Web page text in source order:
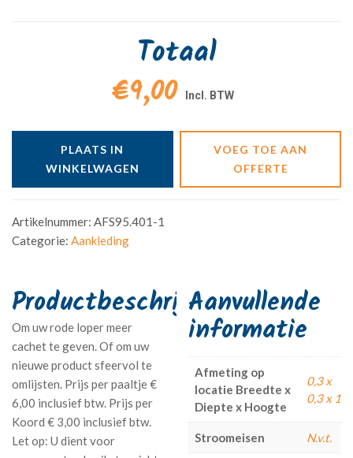
Totaal
€9,00
PLAATS IN
WINKELWAGEN
VOEG TOE AAN
OFFERTE
Artikelnummer: AFS95.401-1
Categorie: Aankleding
Om uw rode loper meer
cachet te geven. Of om uw
nieuwe product sfeervol te
omlijsten. Prijs per paaltje €
6,00 inclusief btw. Prijs per
Koord € 3,00 inclusief btw.
Aanvullende
informatie
Afmeting op
locatie Breedte x
Diepte x Hoogte
0,3 x
0,3 x 1
Stroomeisen N.v.t.